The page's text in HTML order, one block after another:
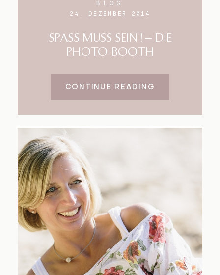
BLOG
24. DEZEMBER 2014
SPASS MUSS SEIN ! – DIE
PHOTO-BOOTH
CONTINUE READING